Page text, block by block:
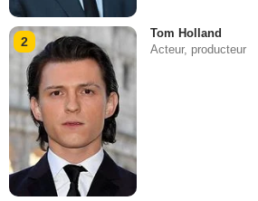
2
Tom Holland
Acteur, producteur